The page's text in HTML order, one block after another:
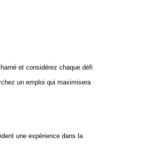
et considérez chaque défi
un emploi qui maximisera
une expérience dans la